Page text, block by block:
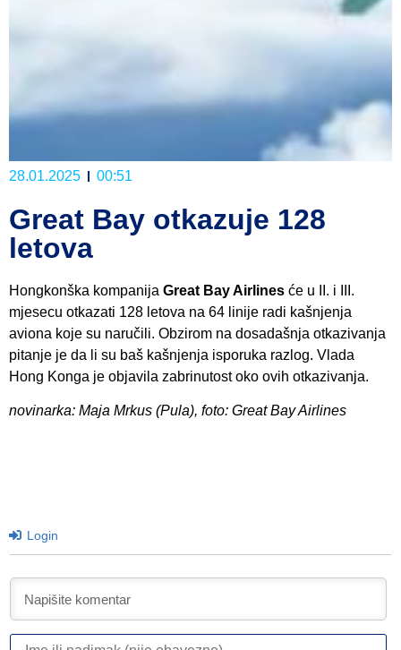
28.01.2025 00:51
Great Bay otkazuje 128
letova
Hongkonška kompanija Great Bay Airlines će u II. i III.
mjesecu otkazati 128 letova na 64 linije radi kašnjenja
aviona koje su naručili. Obzirom na dosadašnja otkazivanja
pitanje je da li su baš kašnjenja isporuka razlog. Vlada
Hong Konga je objavila zabrinutost oko ovih otkazivanja.
novinarka: Maja Mrkus (Pula), foto: Great Bay Airlines
Login